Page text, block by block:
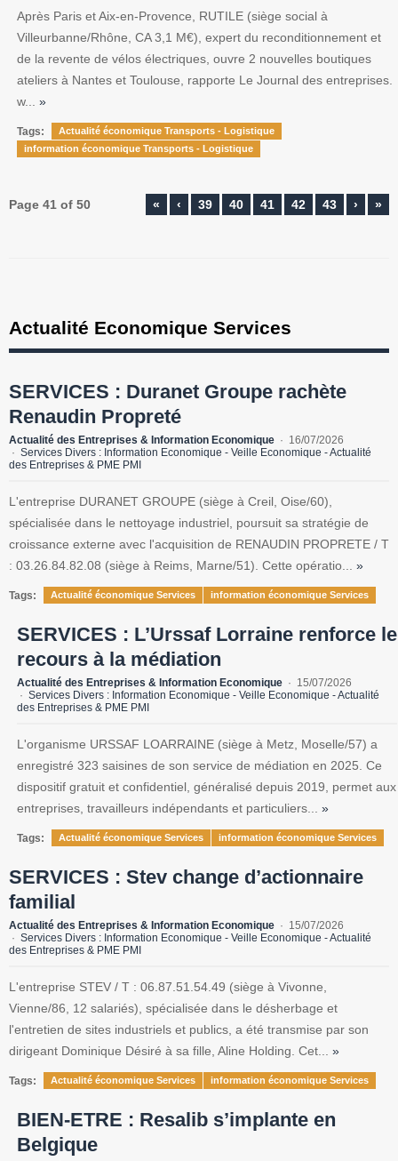
Après Paris et Aix-en-Provence, RUTILE (siège social à
Villeurbanne/Rhône, CA 3,1 M€), expert du reconditionnement et
de la revente de vélos électriques, ouvre 2 nouvelles boutiques
ateliers à Nantes et Toulouse, rapporte Le Journal des entreprises.
w... »
Tags:
Actualité économique Transports - Logistique
information économique Transports - Logistique
Page 41 of 50 « ‹ 39 40 41 42 43 › »
Actualité Economique Services
SERVICES : Duranet Groupe rachète
Renaudin Propreté
Actualité des Entreprises & Information Economique
16/07/2026
Services Divers : Information Economique - Veille Economique - Actualité
des Entreprises & PME PMI
L'entreprise DURANET GROUPE (siège à Creil, Oise/60),
spécialisée dans le nettoyage industriel, poursuit sa stratégie de
croissance externe avec l'acquisition de RENAUDIN PROPRETE / T
: 03.26.84.82.08 (siège à Reims, Marne/51). Cette opératio... »
Tags: Actualité économique Services information économique Services
SERVICES : L’Urssaf Lorraine renforce le
recours à la médiation
Actualité des Entreprises & Information Economique
15/07/2026
Services Divers : Information Economique - Veille Economique - Actualité
des Entreprises & PME PMI
L'organisme URSSAF LOARRAINE (siège à Metz, Moselle/57) a
enregistré 323 saisines de son service de médiation en 2025. Ce
dispositif gratuit et confidentiel, généralisé depuis 2019, permet aux
entreprises, travailleurs indépendants et particuliers... »
Tags: Actualité économique Services information économique Services
SERVICES : Stev change d’actionnaire
familial
Actualité des Entreprises & Information Economique
15/07/2026
Services Divers : Information Economique - Veille Economique - Actualité
des Entreprises & PME PMI
L'entreprise STEV / T : 06.87.51.54.49 (siège à Vivonne,
Vienne/86, 12 salariés), spécialisée dans le désherbage et
l'entretien de sites industriels et publics, a été transmise par son
dirigeant Dominique Désiré à sa fille, Aline Holding. Cet... »
Tags: Actualité économique Services information économique Services
BIEN-ETRE : Resalib s’implante en
Belgique